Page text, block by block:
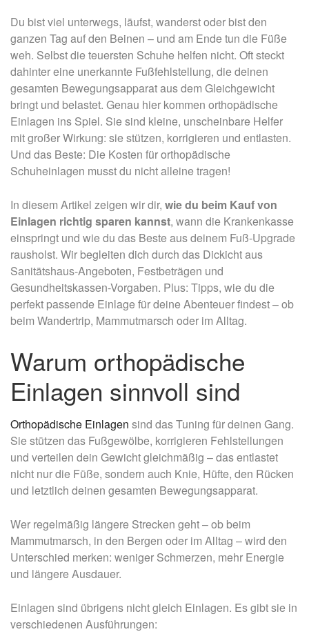
Du bist viel unterwegs, läufst, wanderst oder bist den
ganzen Tag auf den Beinen – und am Ende tun die Füße
weh. Selbst die teuersten Schuhe helfen nicht. Oft steckt
dahinter eine unerkannte Fußfehlstellung, die deinen
gesamten Bewegungsapparat aus dem Gleichgewicht
bringt und belastet. Genau hier kommen orthopädische
Einlagen ins Spiel. Sie sind kleine, unscheinbare Helfer
mit großer Wirkung: sie stützen, korrigieren und entlasten.
Und das Beste: Die Kosten für orthopädische
Schuheinlagen musst du nicht alleine tragen!
In diesem Artikel zeigen wir dir, wie du beim Kauf von
Einlagen richtig sparen kannst, wann die Krankenkasse
einspringt und wie du das Beste aus deinem Fuß-Upgrade
rausholst. Wir begleiten dich durch das Dickicht aus
Sanitätshaus-Angeboten, Festbeträgen und
Gesundheitskassen-Vorgaben. Plus: Tipps, wie du die
perfekt passende Einlage für deine Abenteuer findest – ob
beim Wandertrip, Mammutmarsch oder im Alltag.
Warum orthopädische
Einlagen sinnvoll sind
Orthopädische Einlagen sind das Tuning für deinen Gang.
Sie stützen das Fußgewölbe, korrigieren Fehlstellungen
und verteilen dein Gewicht gleichmäßig – das entlastet
nicht nur die Füße, sondern auch Knie, Hüfte, den Rücken
und letztlich deinen gesamten Bewegungsapparat.
Wer regelmäßig längere Strecken geht – ob beim
Mammutmarsch, in den Bergen oder im Alltag – wird den
Unterschied merken: weniger Schmerzen, mehr Energie
und längere Ausdauer.
Einlagen sind übrigens nicht gleich Einlagen. Es gibt sie in
verschiedenen Ausführungen: